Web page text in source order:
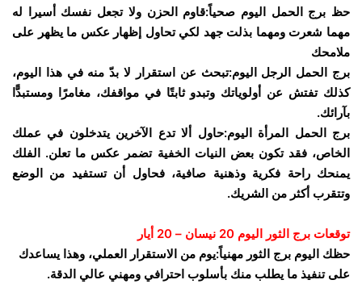
حظ برج الحمل اليوم صحياً:قاوم الحزن ولا تجعل نفسك أسيرا له
مهما شعرت ومهما بذلت جهد لكي تحاول إظهار عكس ما يظهر على
ملامحك
برج الحمل الرجل اليوم:تبحث عن استقرار لا بدّ منه في هذا اليوم،
كذلك تفتش عن أولوياتك وتبدو ثابتًا في مواقفك، مغامرًا ومستبدًّا
بآرائك.
برج الحمل المرأة اليوم:حاول ألا تدع الآخرين يتدخلون في عملك
الخاص، فقد تكون بعض النيات الخفية تضمر عكس ما تعلن. الفلك
يمنحك راحة فكرية وذهنية صافية، فحاول أن تستفيد من الوضع
وتتقرب أكثر من الشريك.
توقعات برج الثور اليوم 20 نيسان – 20 أيار
حظك اليوم برج الثور مهنياً:يوم من الاستقرار العملي، وهذا يساعدك
على تنفيذ ما يطلب منك بأسلوب احترافي ومهني عالي الدقة.